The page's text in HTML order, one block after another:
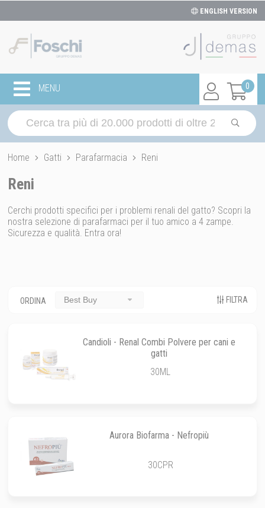
ENGLISH VERSION
0
MENU
Home Gatti Parafarmacia Reni
Reni
Cerchi prodotti specifici per i problemi renali del gatto? Scopri la
nostra selezione di parafarmaci per il tuo amico a 4 zampe.
Sicurezza e qualità. Entra ora!
ORDINA Best Buy FILTRA
Candioli - Renal Combi Polvere per cani e
gatti
30ML
Aurora Biofarma - Nefropiù
30CPR